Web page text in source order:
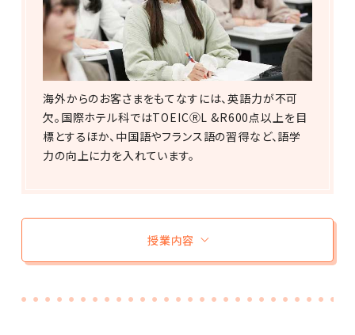
海外からのお客さまをもてなすには、英語力が不可
欠。国際ホテル科ではTOEICⓇL &R600点以上を目
標とするほか、中国語やフランス語の習得など、語学
力の向上に力を入れています。
授業内容